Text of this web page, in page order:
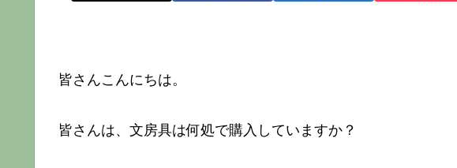
皆さんこんにちは。
皆さんは、文房具は何処で購入していますか？